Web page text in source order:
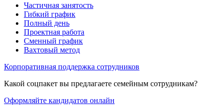
Частичная занятость
Гибкий график
Полный день
Проектная работа
Сменный график
Вахтовый метод
Корпоративная поддержка сотрудников
Какой соцпакет вы предлагаете семейным сотрудникам?
Оформляйте кандидатов онлайн